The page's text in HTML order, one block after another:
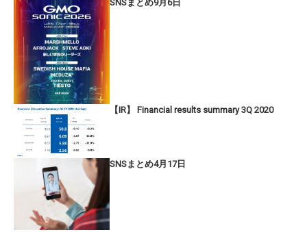
SNSまとめ9月6日
【IR】 Financial results summary 3Q 2020
SNSまとめ4月17日